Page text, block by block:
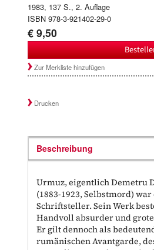
1983, 137 S., 2. Auflage
ISBN 978-3-921402-29-0
€ 9,50
Zur Merkliste hinzufügen
Drucken
Beschreibung
Urmuz, eigentlich Demetru
(1883-1923, Selbstmord)
Schriftsteller. Sein Werk
Handvoll absurder und
Er gilt dennoch als
rumänischen Avantgarde,